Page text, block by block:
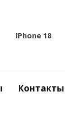
IPhone 18
Контакты